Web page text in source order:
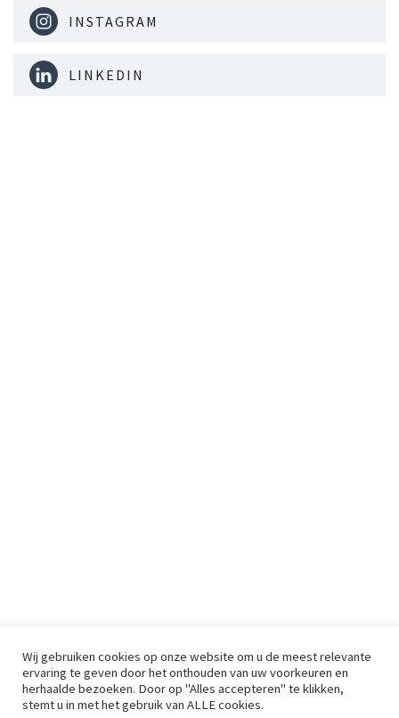
INSTAGRAM
LINKEDIN
Wij gebruiken cookies op onze website om u de meest relevante
ervaring te geven door het onthouden van uw voorkeuren en
herhaalde bezoeken. Door op "Alles accepteren" te klikken,
stemt u in met het gebruik van ALLE cookies.